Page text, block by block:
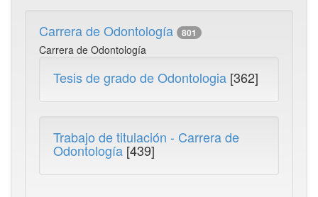
Carrera de Odontología 801
Carrera de Odontología
Tesis de grado de Odontologia [362]
Trabajo de titulación - Carrera de
Odontología [439]